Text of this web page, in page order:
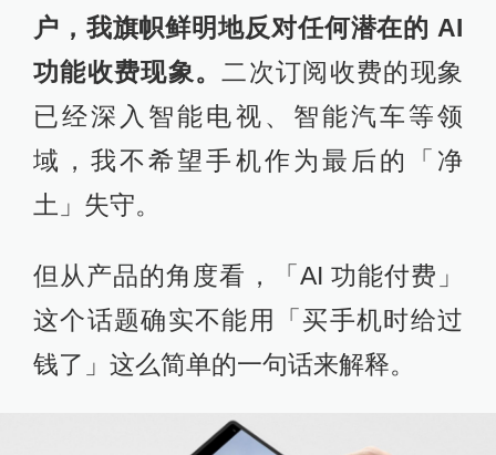
户，我旗帜鲜明地反对任何潜在的 AI
功能收费现象。二次订阅收费的现象
已经深入智能电视、智能汽车等领
域，我不希望手机作为最后的「净
土」失守。
但从产品的角度看，「AI 功能付费」
这个话题确实不能用「买手机时给过
钱了」这么简单的一句话来解释。